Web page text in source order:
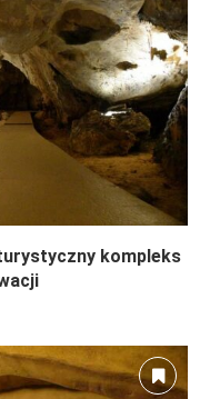
kompleks